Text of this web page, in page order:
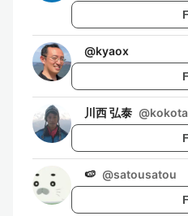
@kyaox
川西 弘泰 @
🍉 @satousatou